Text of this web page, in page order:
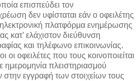
επισπεύδει τον
δεν υφίσταται εάν ο οφειλέτης
ηλεκτρονική πλατφόρμα ενημέρωσης
κατ’ ελάχιστον διεύθυνση
και τηλέφωνο επικοινωνίας.
οφειλέτες που τους κοινοποιείται
ημερομηνία πλειστηριασμού
εγγραφή των στοιχείων τους